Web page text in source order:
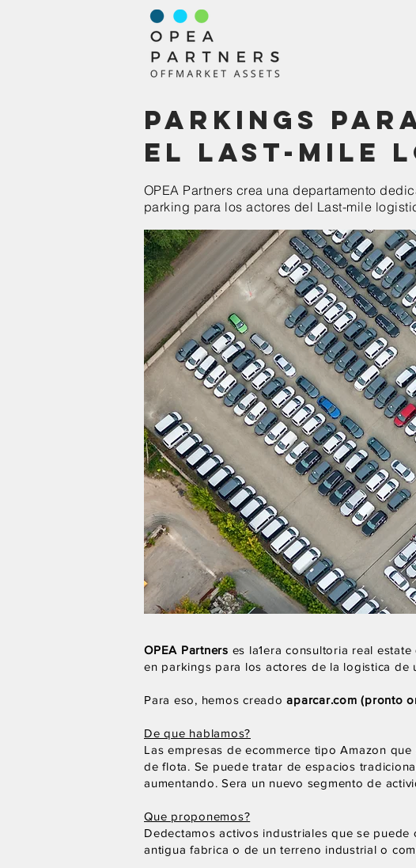
Parkings
el last-mile
OPEA Partners crea una departamento
parking para los actores del Last-mile
OPEA Partners es la1era consultoria real
en parkings para los actores de la logistica de
Para eso, hemos creadoaparcar.com (pronto
De que hablamos?
Las empresas de ecommerce tipo Amazon
de flota. Se puede tratar de espacios
aumentando. Sera un nuevo segmento de
Que proponemos?
Dedectamos activos industriales que se
antigua fabrica o de un terreno industrial o